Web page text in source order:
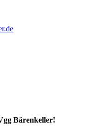
Bärenkeller!